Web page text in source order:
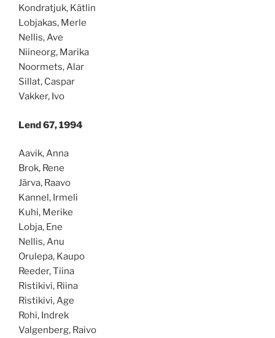
Kondratjuk, Kätlin
Lobjakas, Merle
Nellis, Ave
Niineorg, Marika
Noormets, Alar
Sillat, Caspar
Vakker, Ivo
Lend 67, 1994
Aavik, Anna
Brok, Rene
Järva, Raavo
Kannel, Irmeli
Kuhi, Merike
Lobja, Ene
Nellis, Anu
Orulepa, Kaupo
Reeder, Tiina
Ristikivi, Riina
Ristikivi, Age
Rohi, Indrek
Valgenberg, Raivo